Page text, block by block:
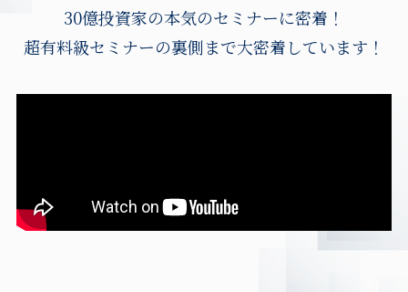
30億投資家の本気のセミナーに密着！
超有料級セミナーの裏側まで大密着しています！